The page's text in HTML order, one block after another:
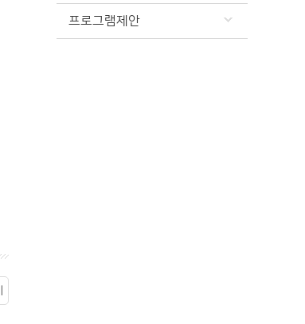
프로그램제안